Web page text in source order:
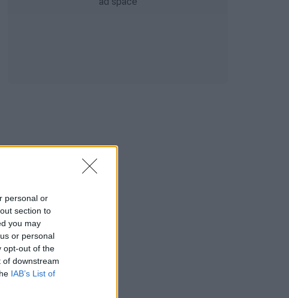
personal or
section to
you may
or personal
opt-out of the
of downstream
IAB’s List of